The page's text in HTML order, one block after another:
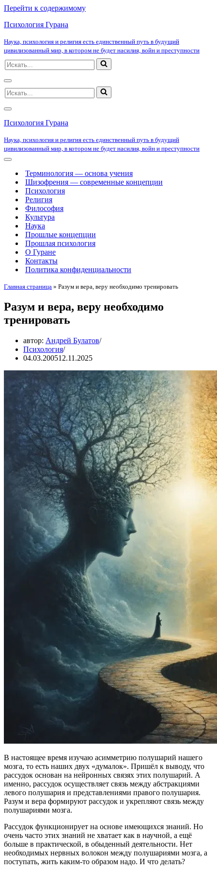
Перейти к содержимому
Психология Гурана
Наука, психология и религия есть единственный путь в будущий
цивилизованный мир, в котором не будет насилия, войн и преступности
Искать...
Меню
навигации
Искать...
Меню
навигации
Психология Гурана
Наука, психология и религия есть единственный путь в будущий
цивилизованный мир, в котором не будет насилия, войн и преступности
Меню
навигацииТерминология — основа учения
Шизофрения — современные концепции
Психология
Религия
Философия
Культура
Наука
Прошлые концепции
Прошлая психология
О Гуране
Контакты
Политика конфиденциальности
Главная страница » Разум и вера, веру необходимо тренировать
Разум и вера, веру необходимо
тренировать
автор: Андрей Булатов
Психология
04.03.200512.11.2025
В настоящее время изучаю асимметрию полушарий нашего
мозга, то есть наших двух «думалок». Пришёл к выводу, что
рассудок основан на нейронных связях этих полушарий. А
именно, рассудок осуществляет связь между абстракциями
левого полушария и представлениями правого полушария.
Разум и вера формируют рассудок и укрепляют связь между
полушариями мозга.
Рассудок функционирует на основе имеющихся знаний. Но
очень часто этих знаний не хватает как в научной, а ещё
больше в практической, в обыденный деятельности. Нет
необходимых нервных волокон между полушариями мозга, а
поступать, жить каким-то образом надо. И что делать?